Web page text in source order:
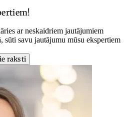
ar neskaidriem jautājumiem
sūti savu jautājumu mūsu ekspertiem
raksti